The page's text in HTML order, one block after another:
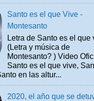
Santo es el que Vive -
Montesanto
Letra de Santo es el que
(Letra y música de
Montesanto? ) Video
Santo es el que vive,
en las altur...
2020, el año que se